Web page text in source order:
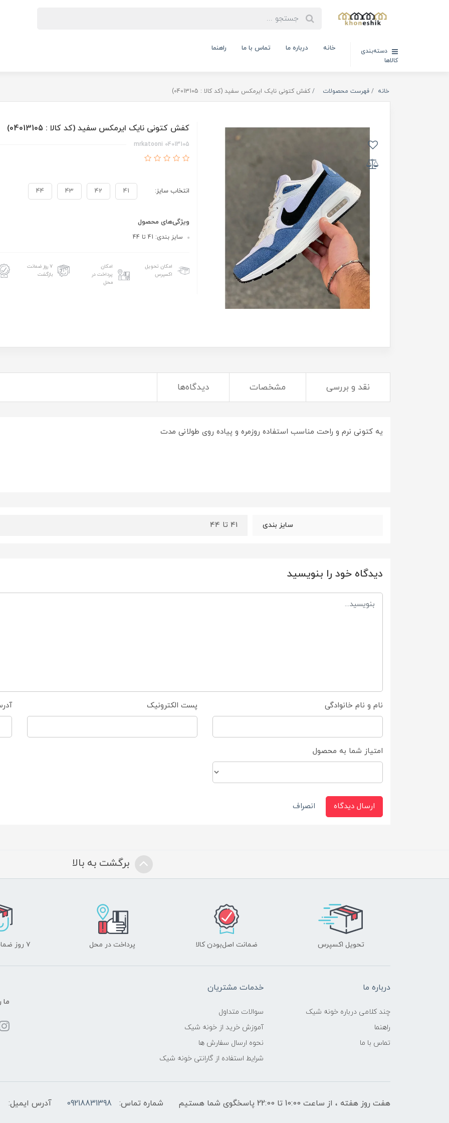
دسته‌بندی
کالاها
خانه درباره ما تماس با ما راهنما
خانه فهرست محصولات کفش کتونی نایک ایرمکس سفید (کد کالا : 04013105)
کفش کتونی نایک ایرمکس سفید (کد کالا : 04013105)
mrkatooni 04013105
انتخاب سایز: 41
42
43
44
ویژگی‌های محصول
سایز بندی: 41 تا 44
امکان تحویل
اکسپرس
امکان
پرداخت در
محل
۷ روز ضمانت
بازگشت
نقد و بررسی مشخصات دیدگاه‌ها
یه کتونی نرم و راحت مناسب استفاده روزمره و پیاده روی طولانی مدت
سایز بندی 41 تا 44
دیدگاه خود را بنویسید
نام و نام خانوادگی پست الکترونیک
امتیاز شما به محصول
ارسال دیدگاه انصراف
برگشت به بالا
تحویل اکسپرس ضمانت اصل‌بودن کالا پرداخت در محل ۷ روز ضمانت بازگشت
درباره ما
چند کلامی درباره خونه شیک
راهنما
تماس با ما
خدمات مشتریان
سوالات متداول
آموزش خرید از خونه شیک
نحوه ارسال سفارش ها
شرایط استفاده از گارانتی خونه شیک
ما
هفت روز هفته ، از ساعت 10:00 تا 22:00 پاسخگوی شما هستیم شماره تماس: 09218831398 آدرس ایمیل: